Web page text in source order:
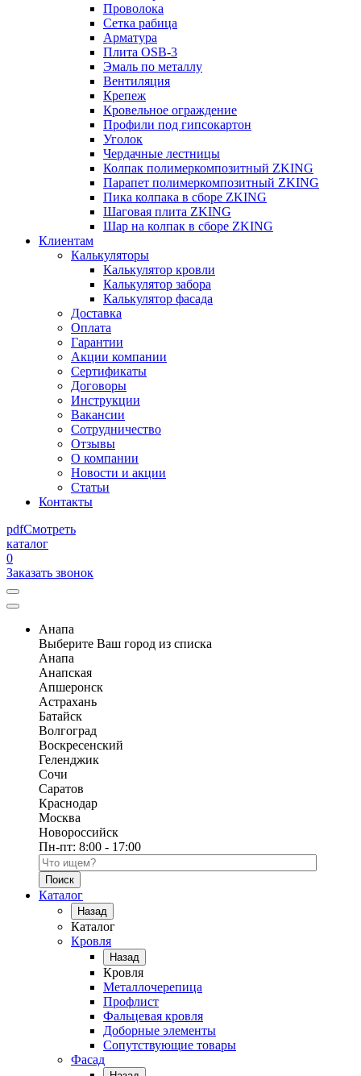
Проволока
Сетка рабица
Арматура
Плита OSB-3
Эмаль по металлу
Вентиляция
Крепеж
Кровельное ограждение
Профили под гипсокартон
Уголок
Чердачные лестницы
Колпак полимеркомпозитный ZKING
Парапет полимеркомпозитный ZKING
Пика колпака в сборе ZKING
Шаговая плита ZKING
Шар на колпак в сборе ZKING
Клиентам
Калькуляторы
Калькулятор кровли
Калькулятор забора
Калькулятор фасада
Доставка
Оплата
Гарантии
Акции компании
Сертификаты
Договоры
Инструкции
Вакансии
Сотрудничество
Отзывы
О компании
Новости и акции
Статьи
Контакты
pdfСмотреть
каталог
0
Заказать звонок
Анапа
Выберите Ваш город из списка
Анапа
Анапская
Апшеронск
Астрахань
Батайск
Волгоград
Воскресенский
Геленджик
Сочи
Саратов
Краснодар
Москва
Новороссийск
Пн-пт: 8:00 - 17:00
Поиск по каталогу
Каталог
Назад
Каталог
Кровля
Назад
Кровля
Металлочерепица
Профлист
Фальцевая кровля
Доборные элементы
Сопутствующие товары
Фасад